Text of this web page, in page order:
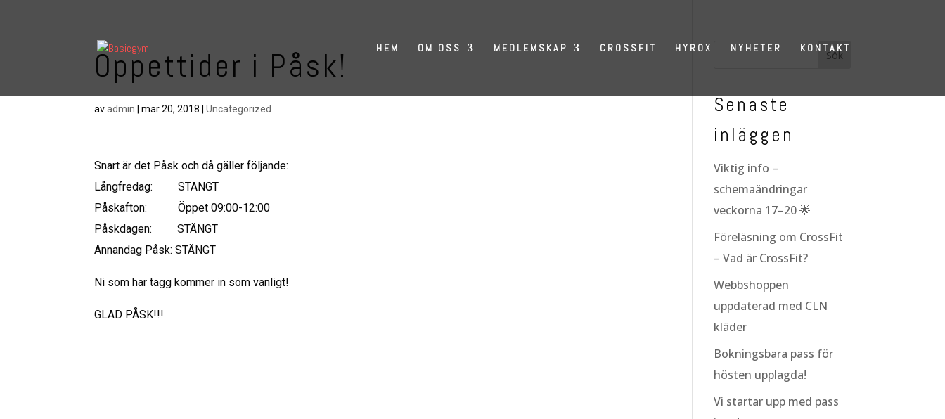
HEM OM OSS MEDLEMSKAP CROSSFIT HYROX NYHETER KONTAKT
Öppettider i Påsk!
avadmin |mar 20, 2018 |Uncategorized
Snart är det Påsk och då gäller följande:
Långfredag: STÄNGT
Påskafton: Öppet 09:00-12:00
Påskdagen: STÄNGT
Annandag Påsk: STÄNGT
Ni som har tagg kommer in som vanligt!
GLAD PÅSK!!!
Senaste
inläggen
Viktig info –
schemaändringar
veckorna 17–20 🌟
Föreläsning om CrossFit
– Vad är CrossFit?
Webbshoppen
uppdaterad med CLN
kläder
Bokningsbara pass för
hösten upplagda!
Vi startar upp med pass